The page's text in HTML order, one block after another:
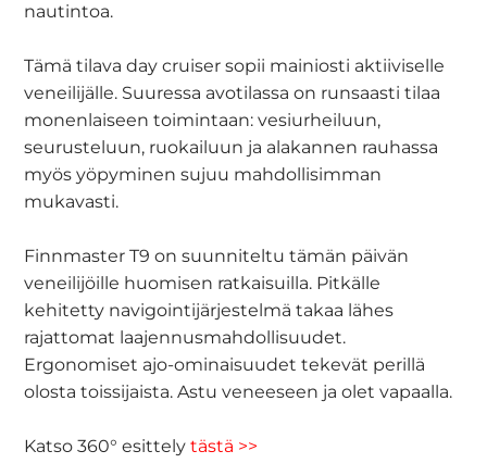
nautintoa.
Tämä tilava day cruiser sopii mainiosti aktiiviselle
veneilijälle. Suuressa avotilassa on runsaasti tilaa
monenlaiseen toimintaan: vesiurheiluun,
seurusteluun, ruokailuun ja alakannen rauhassa
myös yöpyminen sujuu mahdollisimman
mukavasti.
Finnmaster T9 on suunniteltu tämän päivän
veneilijöille huomisen ratkaisuilla. Pitkälle
kehitetty navigointijärjestelmä takaa lähes
rajattomat laajennusmahdollisuudet.
Ergonomiset ajo-ominaisuudet tekevät perillä
olosta toissijaista. Astu veneeseen ja olet vapaalla.
Katso 360​​° esittelytästä >>